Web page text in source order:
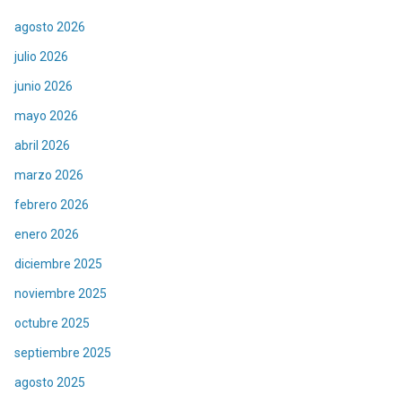
agosto 2026
julio 2026
junio 2026
mayo 2026
abril 2026
marzo 2026
febrero 2026
enero 2026
diciembre 2025
noviembre 2025
octubre 2025
septiembre 2025
agosto 2025